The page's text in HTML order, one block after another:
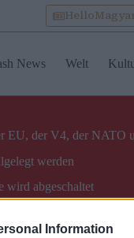
Information
News Welt
EU, der V4, der NATO
werden
wird abgeschaltet